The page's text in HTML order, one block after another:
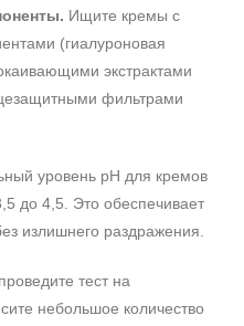
Ищите кремы с
(гиалуроновая
экстрактами
фильтрами
уровень pH для кремов
до 4,5. Это обеспечивает
излишнего раздражения.
тест на
небольшое количество